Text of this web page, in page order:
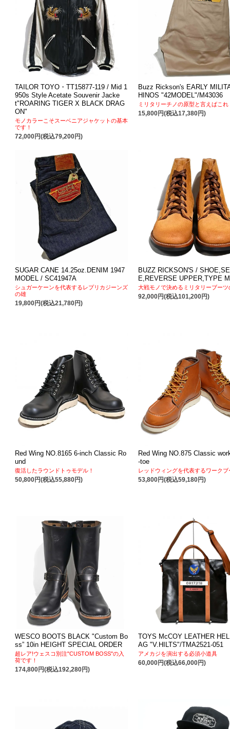
TAILOR TOYO・TT15877-119 / Mid 1
950s Style Acetate Souvenir Jacke
t"ROARING TIGER X BLACK DRAG
ON"
モノカラーこそスーベニアジャケットの基本
です！
72,000円(税込79,200円)
Buzz Rickson's EARLY
HINOS "42MODEL"/M43036
ミリタリーチノの原型と言えばこれ
15,800円(税込17,380円)
SUGAR CANE 14.25oz.DENIM 1947
MODEL / SC41947A
シュガーケーンを代表するレプリカジーンズ
の雄
19,800円(税込21,780円)
BUZZ RICKSON'S /
E,REVERSE UPPER,TYPE
大戦モノで決めるミリタリーブーツ
92,000円(税込101,200円)
Red Wing NO.8165 6-inch Classic Ro
und
復活したラウンドトゥモデル！
50,800円(税込55,880円)
Red Wing NO.875 Classic
-toe
レッドウィングを代表するワークブ
53,800円(税込59,180円)
WESCO BOOTS BLACK "Custom Bo
ss” 10in HEIGHT SPECIAL ORDER
超レア!ウェスコ別注"CUSTOM BOSS"の入
荷です！
174,800円(税込192,280円)
TOYS McCOY LEATHER
AG "V.HILTS"/TMA2521-051
アメカジを演出する必須小道具
60,000円(税込66,000円)